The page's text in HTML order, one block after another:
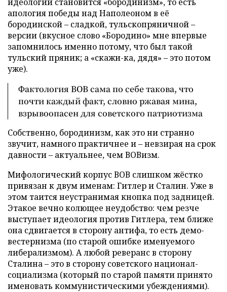
апология победы над Наполеоном в её
бородинской – сладкой, тульскопряничной –
версии (вкусное слово «Бородино» мне впервые
запомнилось именно потому, что был такой
тульский пряник; а «скажи-ка, дядя» – это потом
уже).
Фактология ВОВ сама по себе такова, что
почти каждый факт, словно ржавая мина,
взрывоопасен для советского патриотизма
Собственно, бородинизм, как это ни странно
звучит, намного практичнее и – невзирая на срок
давности – актуальнее, чем ВОВизм.
Мифологический корпус ВОВ слишком жёстко
привязан к двум именам: Гитлер и Сталин. Уже в
этом таится неустранимая кнопка под задницей.
Этакое вечно колющее неудобство: чем резче
выступает идеология против Гитлера, тем ближе
она сдвигается в сторону антифа, то есть демо-
вестернизма (по старой ошибке именуемого
либерализмом). А любой реверанс в сторону
Сталина – это в сторону советского национал-
социализма (который по старой памяти принято
именовать коммунистическими убеждениями).